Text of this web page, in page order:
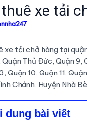
xe tải
xe tải chở hàng tại
Quận Thủ Đức, Quận 9,
Quận 10, Quận 11,
Chánh, Huyện Nhà
dung bài viết